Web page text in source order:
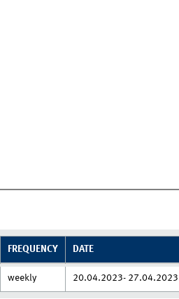
FREQUENCY DATE
weekly 20.04.2023- 27.04.2023